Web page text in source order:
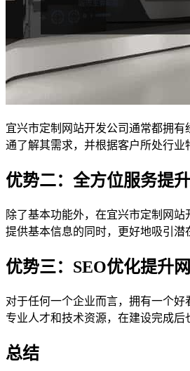
宜兴市定制网站开发公司通常都拥
通了解其需求，并根据客户所处行业
优势二：全方位服务提
除了基本功能外，在宜兴市定制网
提供基本信息的同时，更好地吸引潜
优势三：SEO优化提升
对于任何一个企业而言，拥有一个
专业人才和技术资源，在建设完成后
总结